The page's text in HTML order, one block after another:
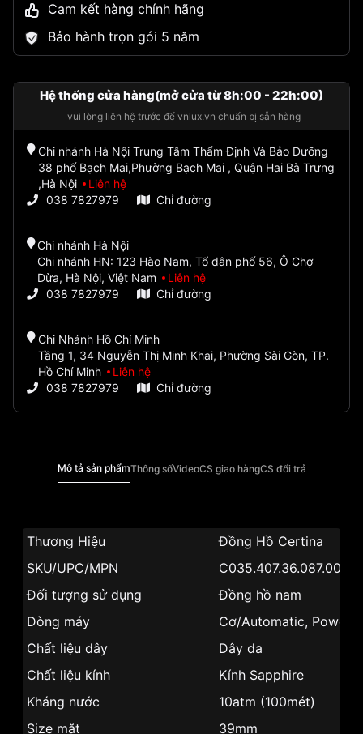
Cam kết hàng chính hãng
Bảo hành trọn gói 5 năm
Hệ thống cửa hàng(mở cửa từ 8h:00 - 22h:00)
vui lòng liên hệ trước để vnlux.vn chuẩn bị sẵn hàng
Chi nhánh Hà Nội Trung Tâm Thẩm Định Và Bảo Dưỡng
38 phố Bạch Mai,Phường Bạch Mai , Quận Hai Bà Trưng
,Hà Nội
Liên hệ
038 7827979
Chỉ đường
Chi nhánh Hà Nội
Chi nhánh HN: 123 Hào Nam, Tổ dân phố 56, Ô Chợ
Dừa, Hà Nội, Việt Nam
Liên hệ
038 7827979
Chỉ đường
Chi Nhánh Hồ Chí Minh
Tầng 1, 34 Nguyễn Thị Minh Khai, Phường Sài Gòn, TP.
Hồ Chí Minh
Liên hệ
038 7827979
Chỉ đường
Mô tả sản phẩmThông sốVideoCS giao hàngCS đổi trả
Thương Hiệu
Đồng Hồ Certina
SKU/UPC/MPN
C035.407.36.087.00
Đối tượng sử dụng
Đồng hồ nam
Dòng máy
Cơ/Automatic,
Chất liệu dây
Dây da
Chất liệu kính
Kính Sapphire
Kháng nước
10atm (100mét)
Size mặt
39mm